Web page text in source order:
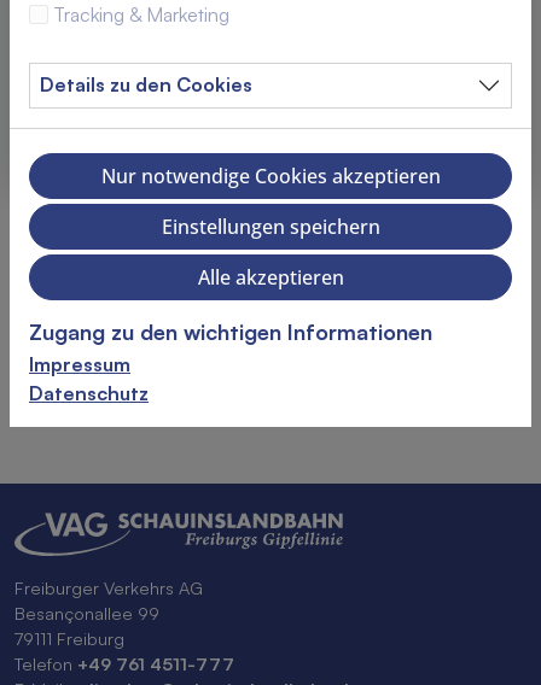
Frühstück Erwachsene
25,50 €
Gesamtpreis 73,00€
In den Warenkorb legen
Weitere Informationen
Die Reservierung erfolgt bitte direkt über das Restaurant:
https://www.diebergstation.de/
Freiburger Verkehrs AG
Besançonallee 99
79111 Freiburg
Telefon +49 761 4511-777
Tracking & Marketing
Details zu den Cookies
Nur notwendige Cookies akzeptieren
Einstellungen speichern
Alle akzeptieren
Zugang zu den wichtigen Informationen
Impressum
Datenschutz